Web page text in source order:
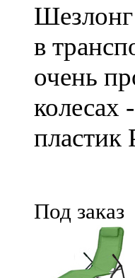
Шезлонг
в
очень
колесах
Под заказ